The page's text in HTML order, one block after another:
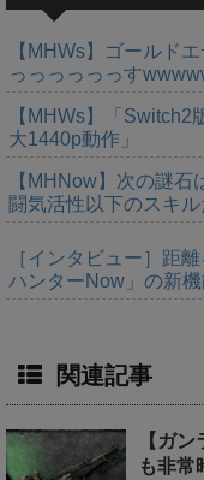
【MHWs】ゴールド
っっっっっっす
【MHWs】「
大1440p動作」
【MHNow】次の謎
闘気活性以下のスキル
［インタビュー］距
ハンターNow」の新
関連記事
【ガ
も非常